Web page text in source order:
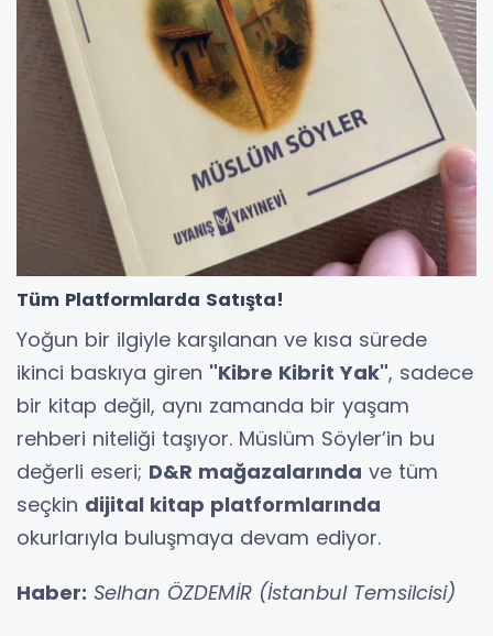
Tüm Platformlarda Satışta!
Yoğun bir ilgiyle karşılanan ve kısa sürede
ikinci baskıya giren "Kibre Kibrit Yak", sadece
bir kitap değil, aynı zamanda bir yaşam
rehberi niteliği taşıyor. Müslüm Söyler’in bu
değerli eseri; D&R mağazalarında ve tüm
seçkin dijital kitap platformlarında
okurlarıyla buluşmaya devam ediyor.
Haber: Selhan ÖZDEMİR (İstanbul Temsilcisi)